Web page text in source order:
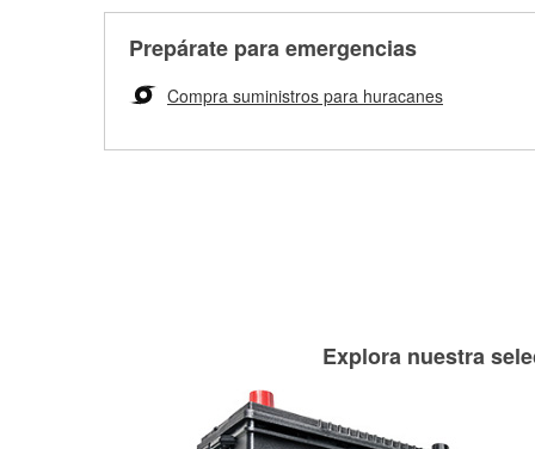
Prepárate para emergencias
Compra suministros para huracanes
Explora nuestra